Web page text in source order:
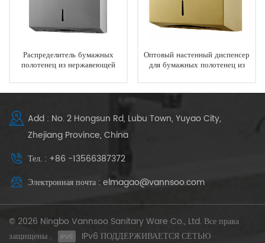
Распределитель бумажных
полотенец из нержавеющей
монтажом
Оптовый настенный диспенсер
для бумажных полотенец из
Add : No. 2 Hongsun Rd, Lubu Town, Yuyao City,
Zhejiang Province, China
Тел. : +86 -13566387372
Электронная почта : elmagao@vannsoo.com
© 2026 Ningbo Vannsoo Sanitary Ware Co., Ltd. Все права
защищены .
IPv6 ПОДДЕРЖИВАЕТСЯ СЕТЬЮ